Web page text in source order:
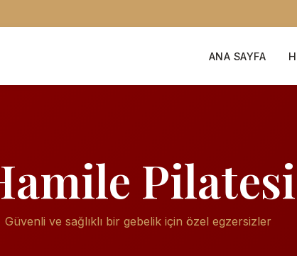
ANA SAYFA
Pilatesi
Güvenli ve sağlıklı bir gebelik için özel egzersizler